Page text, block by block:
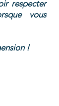
respecter
vous
!